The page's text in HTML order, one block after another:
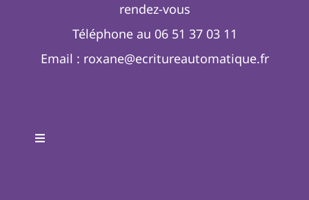
rendez-vous
Téléphone au 06 51 37 03 11
Email : roxane@ecritureautomatique.fr
Toggle